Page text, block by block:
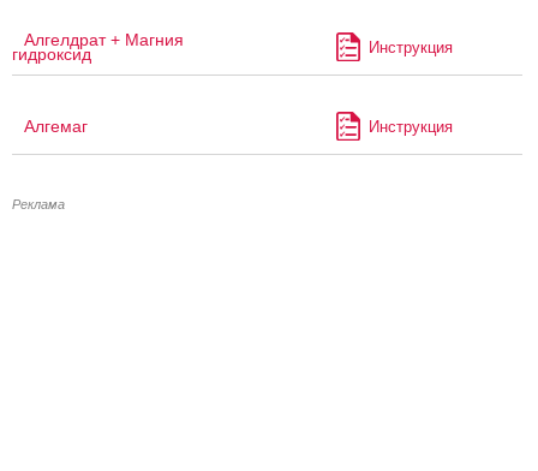
Алгелдрат + Магния
гидроксид Инструкция
Алгемаг Инструкция
Реклама